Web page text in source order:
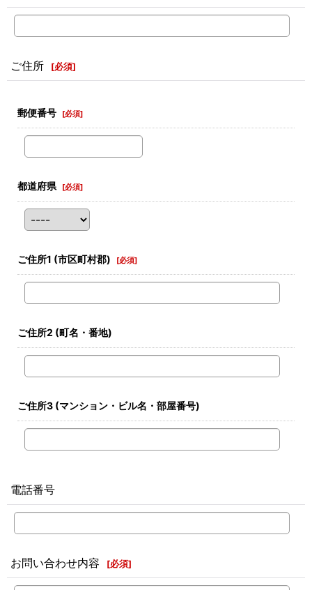
ご住所 [必須]
郵便番号 [必須]
都道府県 [必須]
ご住所1 (市区町村郡) [必須]
ご住所2 (町名・番地)
ご住所3 (マンション・ビル名・部屋番号)
電話番号
お問い合わせ内容 [必須]